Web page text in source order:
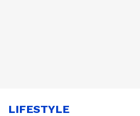
LIFESTYLE